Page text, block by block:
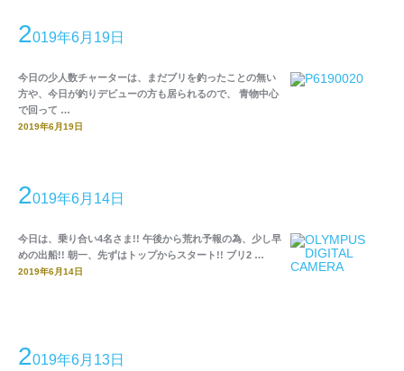
2019年6月19日
今日の少人数チャーターは、まだブリを釣ったことの無い
方や、今日が釣りデビューの方も居られるので、 青物中心
で回って …
2019年6月19日
2019年6月14日
今日は、乗り合い4名さま!! 午後から荒れ予報の為、少し早
めの出船!! 朝一、先ずはトップからスタート!! ブリ2 …
2019年6月14日
2019年6月13日